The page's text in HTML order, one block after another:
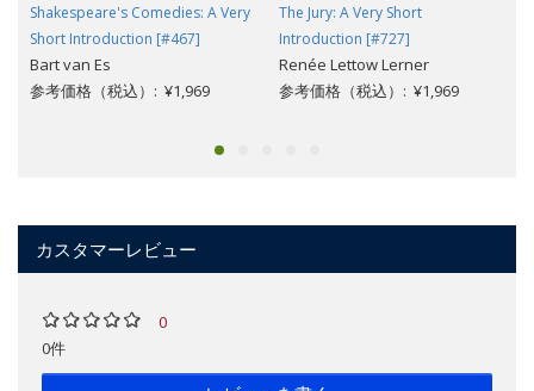
Shakespeare's Comedies: A Very
Short Introduction [#467]
Bart van Es
参考価格（税込）: ¥1,969
The Jury: A Very Short
Introduction [#727]
Renée Lettow Lerner
参考価格（税込）: ¥1,969
カスタマーレビュー
0
0件